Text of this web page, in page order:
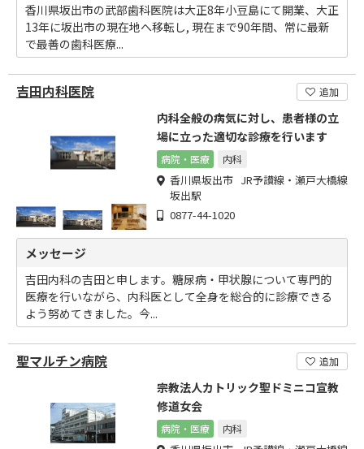
香川県坂出市の武部歯科医院は大正8年小豆島にて開業、大正
13年に坂出市の現在地へ移転し, 現在まで90年間、常に最新
で最善の歯科医療...
吉田内科医院 追加
内科全般の病気に対し、患者様の立
場に立った適切な診療を行います
病院・医療 内科
香川県坂出市 JR予讃線・瀬戸大橋線
坂出駅
0877-44-1020
メッセージ
吉田内科の吉田と申します。糖尿病・甲状腺について専門的
医療を行いながら、内科医として全身を総合的に診療できる
よう努めてきました。今...
聖マルチン病院 追加
宗教法人カトリック聖ドミニコ宣教
修道女会
病院・医療 内科